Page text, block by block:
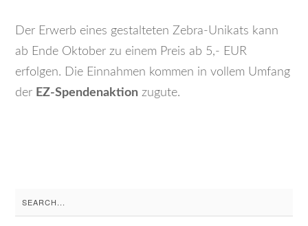
Der Erwerb eines gestalteten Zebra-Unikats kann
ab Ende Oktober zu einem Preis ab 5,- EUR
erfolgen. Die Einnahmen kommen in vollem Umfang
der EZ-Spendenaktion zugute.
Search
for: